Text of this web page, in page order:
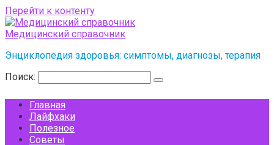
Перейти к контенту
Медицинский справочник
Энциклопедия здоровья: симптомы, диагнозы, терапия
Поиск:
Главная
Лайфхаки
Полезное
Советы